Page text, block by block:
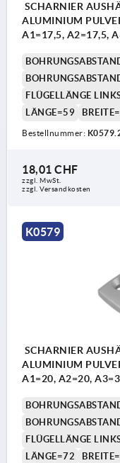
SCHARNIER
ALUMINIUM
A1=17,5, A2=17,5,
FLÜGELLÄNGE
LÄNGE=59
Bestellnummer:
18,01 CHF
zzgl. MwSt.
zzgl. Versandkosten
K0579
SCHARNIER
ALUMINIUM
A1=20, A2=20,
FLÜGELLÄNGE
LÄNGE=72